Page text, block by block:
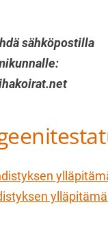
sähköpostilla